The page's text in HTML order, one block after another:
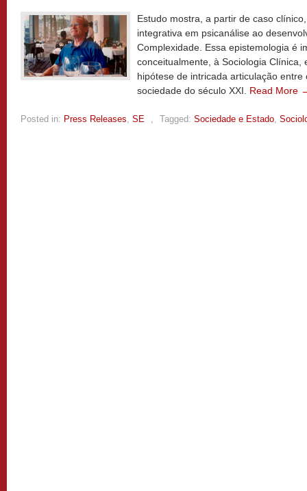
Estudo mostra, a partir de caso
integrativa em psicanálise ao
Complexidade. Essa epistemologia é
conceitualmente, à Sociologia Clínica,
hipótese de intricada articulação
sociedade do século XXI. Read More
Posted in: Press Releases, SE , Tagged: Sociedade e Estado,